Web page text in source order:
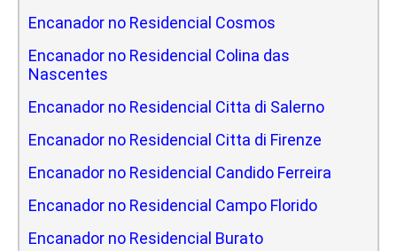
Encanador no Residencial Cosmos
Encanador no Residencial Colina das
Nascentes
Encanador no Residencial Citta di Salerno
Encanador no Residencial Citta di Firenze
Encanador no Residencial Candido Ferreira
Encanador no Residencial Campo Florido
Encanador no Residencial Burato